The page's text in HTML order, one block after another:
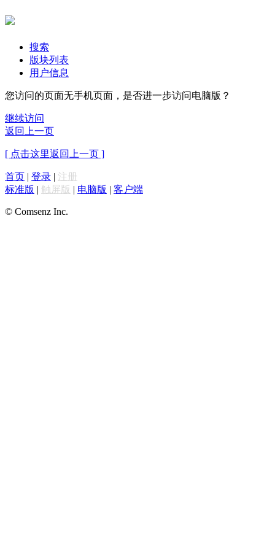
搜索
版块列表
用户信息
您访问的页面无手机页面，是否进一步访问电脑版？
继续访问
返回上一页
[ 点击这里返回上一页 ]
首页 | 登录 | 注册
标准版 | 触屏版 | 电脑版 | 客户端
© Comsenz Inc.